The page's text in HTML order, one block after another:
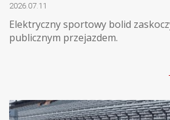
2026.07.11
Elektryczny sportowy bolid
publicznym przejazdem.